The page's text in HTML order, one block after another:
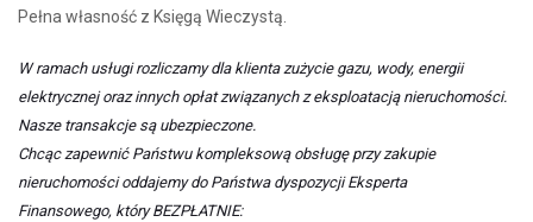
Pełna własność z Księgą Wieczystą.
W ramach usługi rozliczamy dla klienta zużycie gazu, wody, energii
elektrycznej oraz innych opłat związanych z eksploatacją nieruchomości.
Nasze transakcje są ubezpieczone.
Chcąc zapewnić Państwu kompleksową obsługę przy zakupie
nieruchomości oddajemy do Państwa dyspozycji Eksperta
Finansowego, który BEZPŁATNIE: